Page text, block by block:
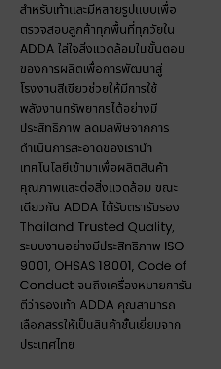
สำหรับเท้าและมีหลายรูปแบบเพื่อ
ตรวจสอบลูกค้าทุกพื้นที่ทุกวัยใน
ADDA ใส่ใจสิ่งแวดล้อมในขั้นตอน
ของการผลิตเพื่อการพัฒนาสู่
โรงงานสีเขียวช่วยให้มีการใช้
พลังงานทรัพยากรได้อย่างมี
ประสิทธิภาพ ลดมลพิษจากการ
ดำเนินการสะอาดของเรานำ
เทคโนโลยีเข้ามาเพื่อผลิตสินค้า
คุณภาพและต่อสิ่งแวดล้อม ขณะ
เดียวกัน ADDA ได้รับตรารับรอง
Thailand Trusted Quality,
ระบบงานอย่างมีประสิทธิภาพ ISO
9001, OHSAS 18001, Code of
Conduct จนถึงเครื่องหมายการัน
ตีว่ารองเท้า ADDA คุณสามารถ
เลือกสรรให้เป็นสินค้าชั้นเยี่ยมจาก
ประเทศไทย